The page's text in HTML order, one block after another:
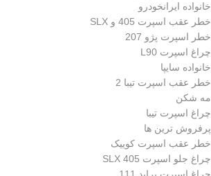
خانواده ایرانخودرو
خطر عقب اسپرت 405 و SLX
خطر اسپرت پژو 207
چراغ اسپرت L90
خانواده سایپا
خطر عقب اسپرت تیبا 2
مه شکن
چراغ اسپرت تیبا
پرفروش ترین ها
خطر عقب اسپرت کوییک
چراغ جلو اسپرت 405 SLX